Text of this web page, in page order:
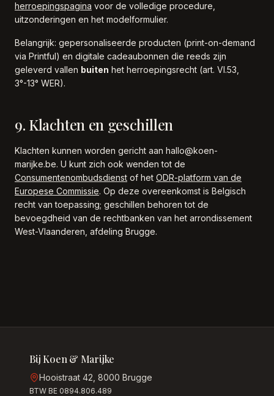
herroepingspagina voor de volledige procedure,
uitzonderingen en het modelformulier.
Belangrijk: gepersonaliseerde producten (print-on-demand
via Printful) en digitale cadeaubonnen die reeds zijn
geleverd vallen buiten het herroepingsrecht (art. VI.53,
3°-13° WER).
9. Klachten en geschillen
Klachten kunnen worden gericht aan hallo@koen-
marijke.be. U kunt zich ook wenden tot de
Consumentenombudsdienst of het ODR-platform van de
Europese Commissie. Op deze overeenkomst is Belgisch
recht van toepassing; geschillen behoren tot de
bevoegdheid van de rechtbanken van het arrondissement
West-Vlaanderen, afdeling Brugge.
Bij Koen & Marijke
Hooistraat 42, 8000 Brugge
BTW BE 0894.806.489